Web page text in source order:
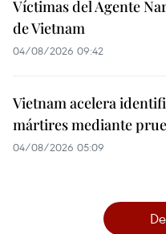
Víctimas del Agente
de Vietnam
04/08/2026 09:42
Vietnam acelera
mártires mediante
04/08/2026 05:09